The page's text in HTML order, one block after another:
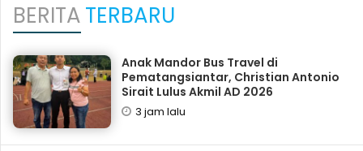
BERITATERBARU
Anak Mandor Bus Travel di
Pematangsiantar, Christian Antonio
Sirait Lulus Akmil AD 2026
3 jam lalu